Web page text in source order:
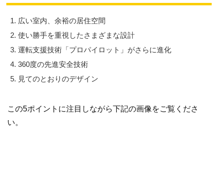
広い室内、余裕の居住空間
使い勝手を重視したさまざまな設計
運転支援技術「プロパイロット」がさらに進化
360度の先進安全技術
見てのとおりのデザイン
この5ポイントに注目しながら下記の画像をご覧くださ
い。